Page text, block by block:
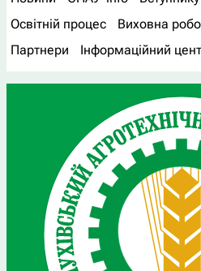
Освітній процес
Виховна
Партнери
Інформаційний